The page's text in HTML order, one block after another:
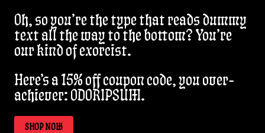
Oh, so you’re the type that reads dummy
text all the way to the bottom? You’re
our kind of exorcist.
Here’s a 15% off coupon code, you over-
achiever: ODORIPSUM.
SHOP NOW